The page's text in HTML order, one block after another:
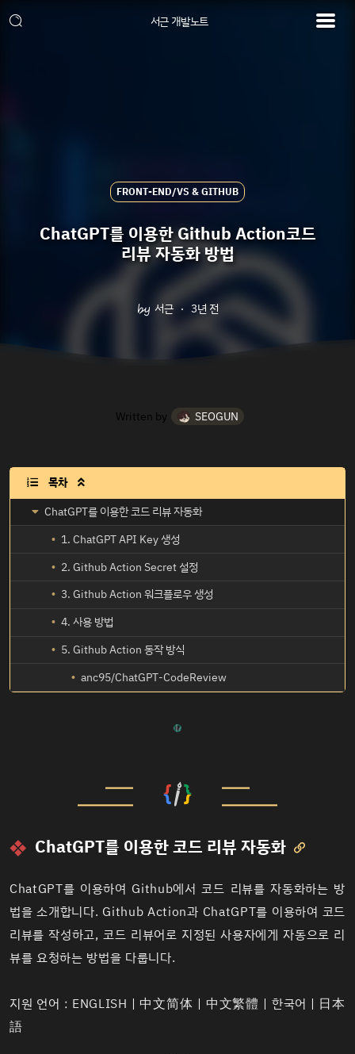
서근 개발노트
FRONT-END/VS & GITHUB
ChatGPT를 이용한 Github Action코드
리뷰 자동화 방법
서근 3년 전
Written by SEOGUN
목차 
ChatGPT를 이용한 코드 리뷰 자동화
1. ChatGPT API Key 생성
2. Github Action Secret 설정
3. Github Action 워크플로우 생성
4. 사용 방법
5. Github Action 동작 방식
anc95/ChatGPT-CodeReview
ChatGPT를 이용한 코드 리뷰 자동화 
ChatGPT를 이용하여 Github에서 코드 리뷰를 자동화하는 방
법을 소개합니다. Github Action과 ChatGPT를 이용하여 코드
리뷰를 작성하고, 코드 리뷰어로 지정된 사용자에게 자동으로 리
뷰를 요청하는 방법을 다룹니다.
지원 언어 : ENGLISH | 中文简体 | 中文繁體 | 한국어 | 日本
語